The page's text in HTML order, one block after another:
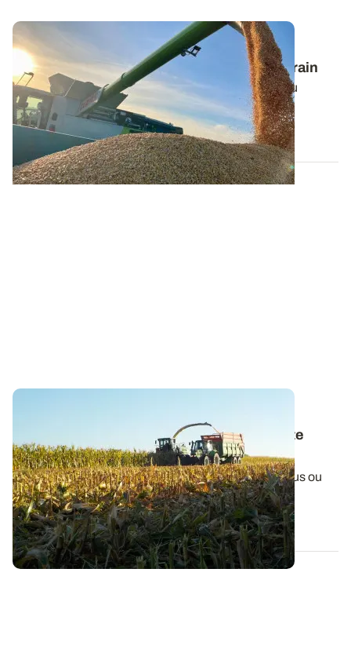
BRETAGNE
Estimer le rendement fourrager du maïs grain
Les canicules à répétition et le manque d’eau ont pu
fortement pénaliser le potentiel de...
06 AOÛT 2026
Maïs : quelques repères pour affiner la date
d’ensilage
Les maïs bretons subissent des stress hydriques plus ou
moins intenses, créant énormément...
06 AOÛT 2026